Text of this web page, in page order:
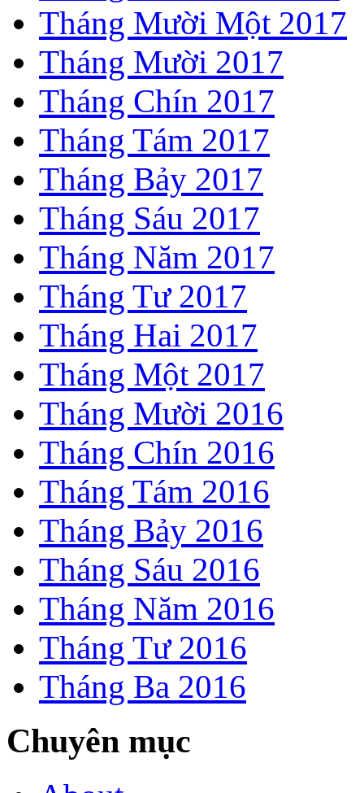
Tháng Mười Một 2017
Tháng Mười 2017
Tháng Chín 2017
Tháng Tám 2017
Tháng Bảy 2017
Tháng Sáu 2017
Tháng Năm 2017
Tháng Tư 2017
Tháng Hai 2017
Tháng Một 2017
Tháng Mười 2016
Tháng Chín 2016
Tháng Tám 2016
Tháng Bảy 2016
Tháng Sáu 2016
Tháng Năm 2016
Tháng Tư 2016
Tháng Ba 2016
Chuyên mục